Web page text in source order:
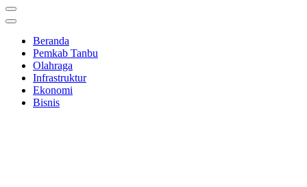
Beranda
Pemkab Tanbu
Olahraga
Infrastruktur
Ekonomi
Bisnis